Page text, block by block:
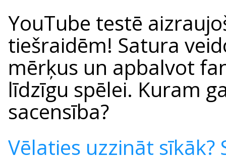
YouTube testē
tiešraidēm! Satura
mērķus un apbalvot
līdzīgu spēlei. Kuram
sacensība?
Vēlaties uzzināt sīkāk?